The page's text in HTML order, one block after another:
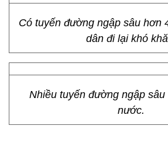
Có tuyến đường ngập sâu hơn
dân đi lại khó
Nhiều tuyến đường ngập
nước.